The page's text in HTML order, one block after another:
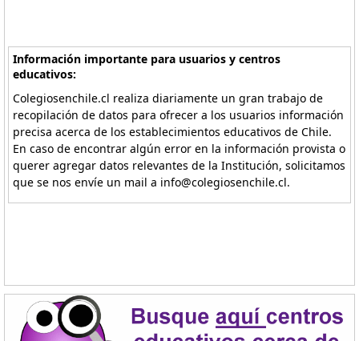
Información importante para usuarios y centros
educativos:
Colegiosenchile.cl realiza diariamente un gran trabajo de
recopilación de datos para ofrecer a los usuarios información
precisa acerca de los establecimientos educativos de Chile.
En caso de encontrar algún error en la información provista o
querer agregar datos relevantes de la Institución, solicitamos
que se nos envíe un mail a info@colegiosenchile.cl.